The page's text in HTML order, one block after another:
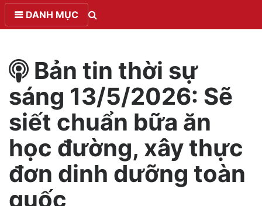
DANH MỤC
Bản tin thời sự
sáng 13/5/2026: Sẽ
siết chuẩn bữa ăn
học đường, xây thực
đơn dinh dưỡng toàn
quốc